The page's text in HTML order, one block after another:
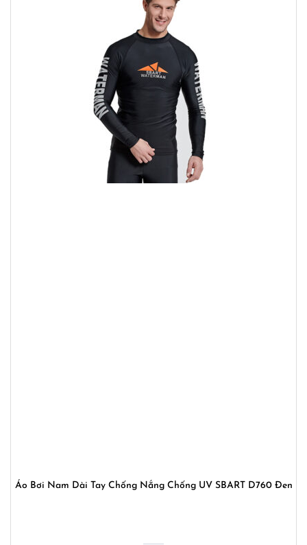
Áo Bơi Nam Dài Tay Chống Nắng Chống UV SBART D760 Đen